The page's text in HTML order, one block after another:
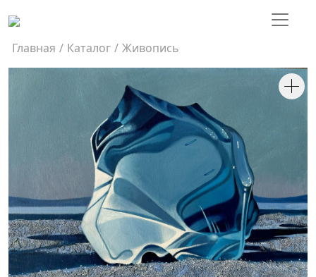
Главная / Каталог / Живопись